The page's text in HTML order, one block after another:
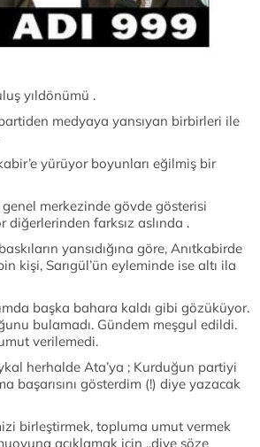
yıldönümü .
medyaya yansıyan birbirleri ile
yürüyor boyunları eğilmiş bir
genel merkezinde gövde gösterisi
diğerlerinden farksız aslında .
yansıdığına göre, Anıtkabirde
kişi, Sarıgül’ün eyleminde ise altı ila
başka bahara kaldı gibi gözüküyor.
bulamadı. Gündem meşgul edildi.
verilemedi.
herhalde Ata’ya ; Kurduğun partiyi
başarısını gösterdim (!) diye yazacak
birleştirmek, topluma umut vermek
açıklamak için ..diye söze